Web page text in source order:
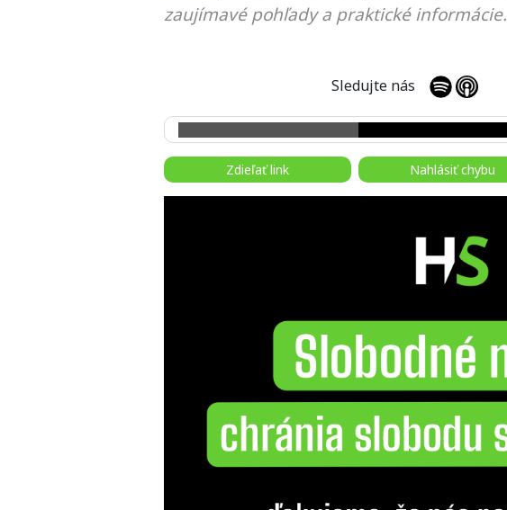
zaujímavé pohľady a praktické informácie.
Sledujte nás
Zdieľať link Nahlásiť chybu